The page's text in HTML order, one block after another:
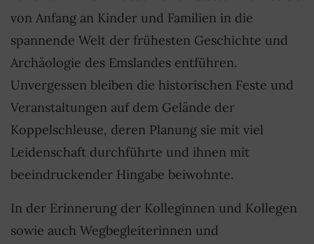
von Anfang an Kinder und Familien in die
spannende Welt der frühesten Geschichte und
Archäologie des Emslandes entführen.
Unvergessen bleiben die historischen Feste und
Veranstaltungen auf dem Gelände der
Koppelschleuse, deren Planung sie mit viel
Leidenschaft durchführte und ihnen mit
beeindruckender Hingabe beiwohnte.
In der Erinnerung der Kolleginnen und Kollegen
sowie auch Wegbegleiterinnen und